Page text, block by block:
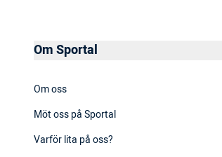
Om Sportal
Om oss
Möt oss på Sportal
Varför lita på oss?